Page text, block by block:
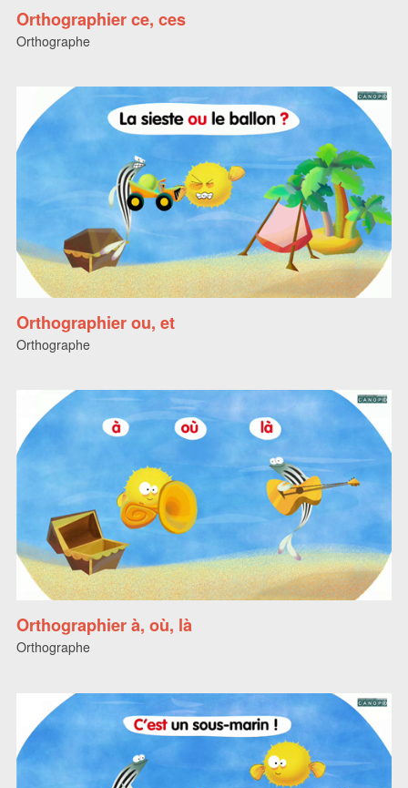
Orthographier ce, ces
Orthographe
Orthographier ou, et
Orthographe
Orthographier à, où, là
Orthographe